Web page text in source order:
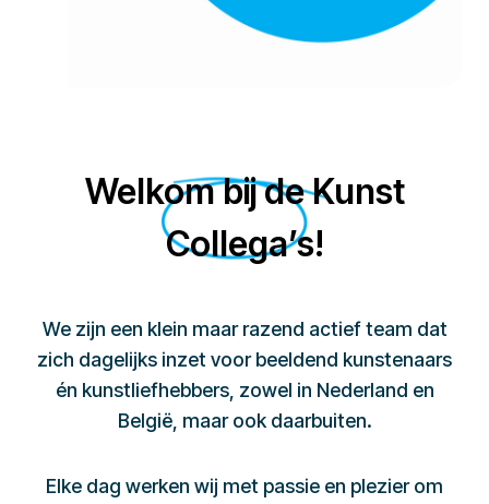
Welkom bij de Kunst
Collega’s!
We zijn een klein maar razend actief team dat
zich dagelijks inzet voor beeldend kunstenaars
én kunstliefhebbers, zowel in Nederland en
België, maar ook daarbuiten.
Elke dag werken wij met passie en plezier om